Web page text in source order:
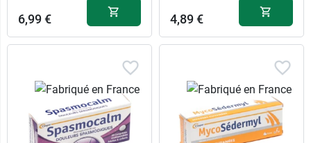
6,99 € 4,89 €